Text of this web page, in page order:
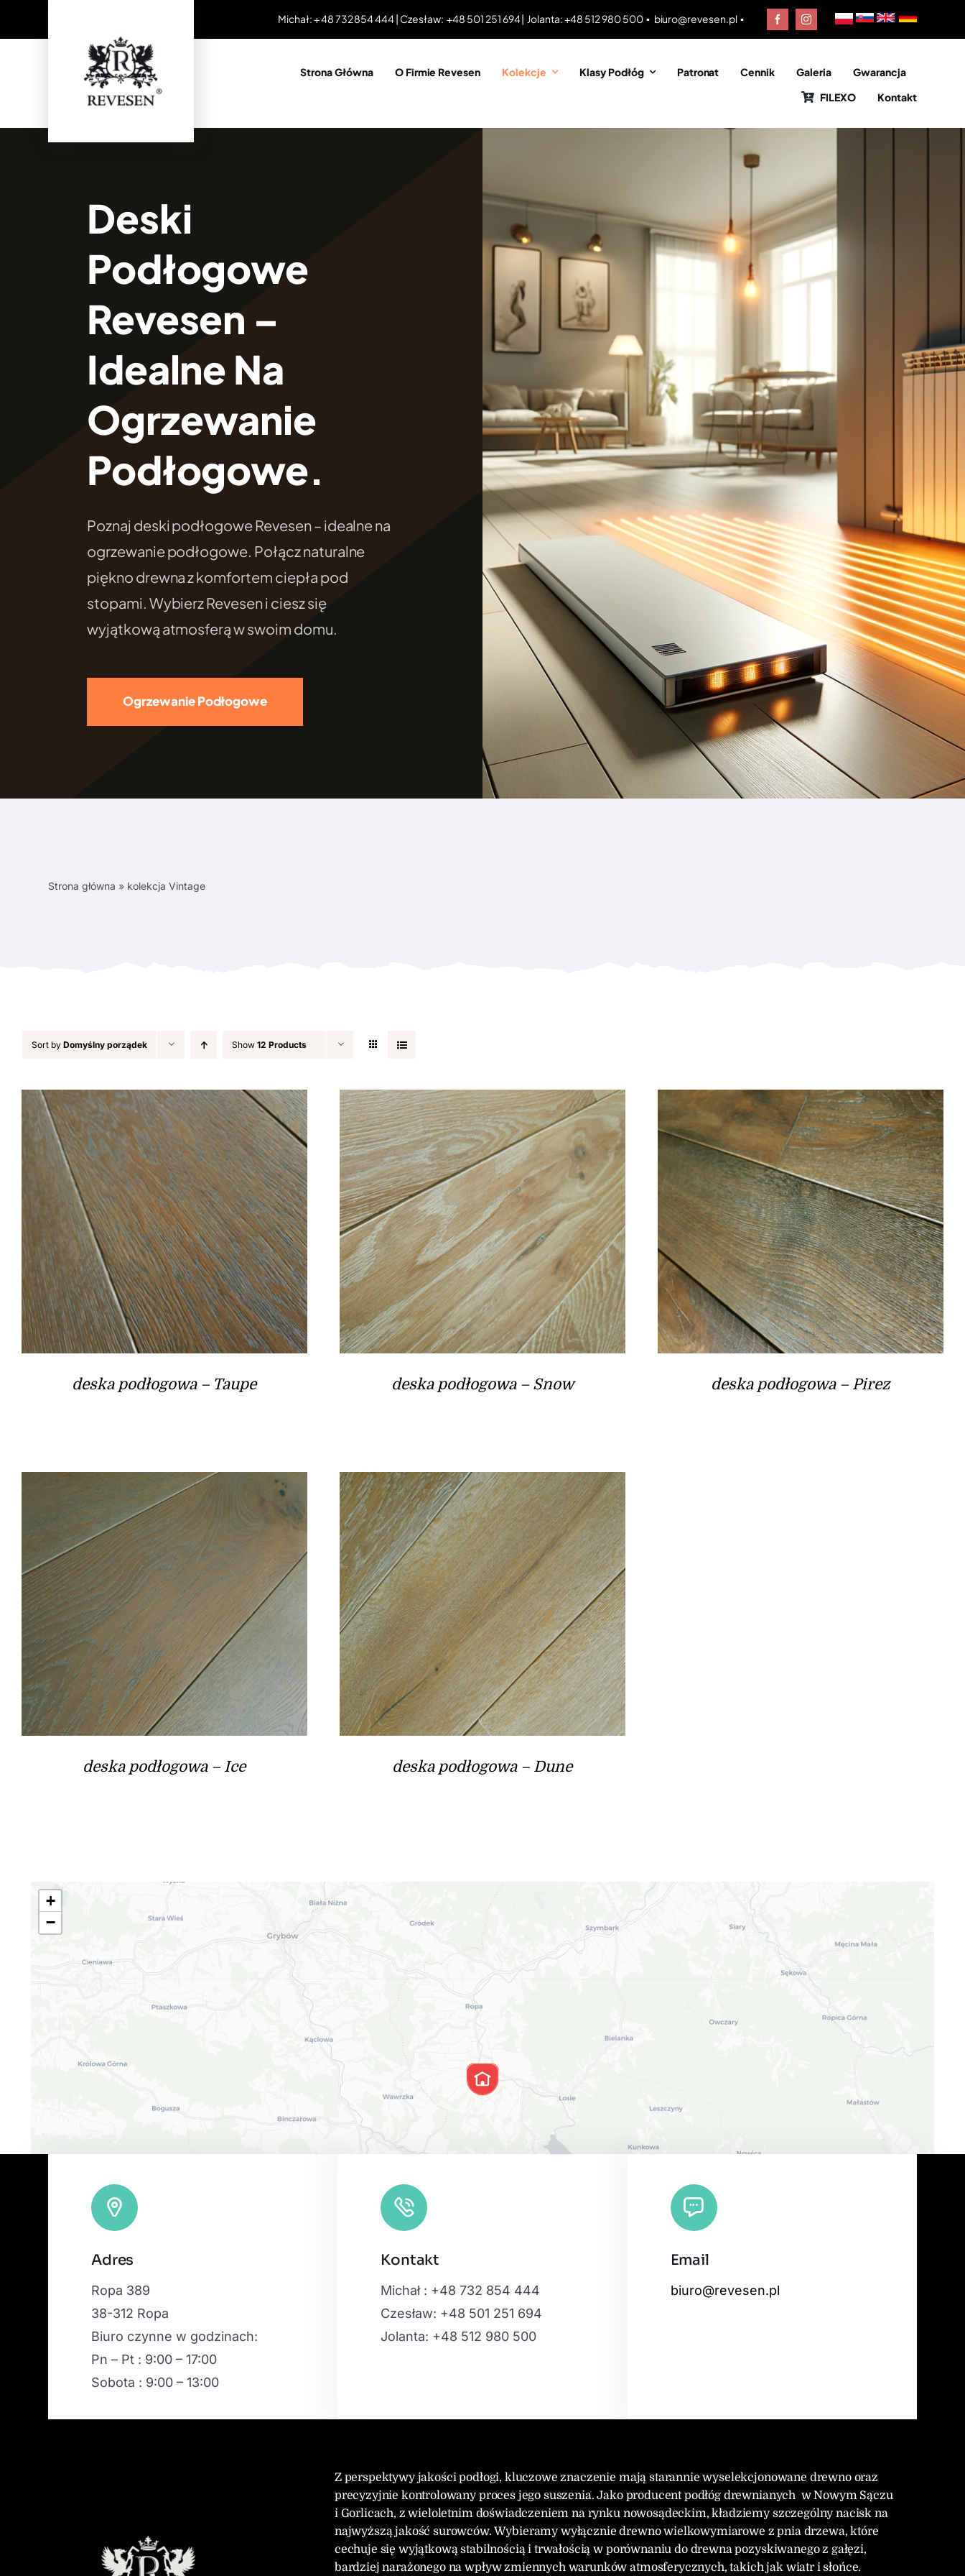
Michał: + 48 732 854 444 | Czesław: +48 501 251 694 | Jolanta: +48 512 980 500 ▪ biuro@revesen.pl ▪
Strona Główna O Firmie Revesen Kolekcje Klasy Podłóg Patronat Cennik Galeria
Gwarancja
FILEXO
Kontakt
Deski
Podłogowe
Revesen –
Idealne Na
Ogrzewanie
Podłogowe.
Poznaj deski podłogowe Revesen – idealne na
ogrzewanie podłogowe. Połącz naturalne
piękno drewna z komfortem ciepła pod
stopami. Wybierz Revesen i ciesz się
wyjątkową atmosferą w swoim domu.
Ogrzewanie Podłogowe
Strona główna » kolekcja Vintage
Sort by Domyślny porządek Show 12 Products
deska podłogowa – Taupe deska podłogowa – Snow deska podłogowa – Pirez
deska podłogowa – Ice deska podłogowa – Dune
+
−
Adres
Ropa 389
38-312 Ropa
Biuro czynne w godzinach:
Pn – Pt : 9:00 – 17:00
Sobota : 9:00 – 13:00
Kontakt
Michał : +48 732 854 444
Czesław: +48 501 251 694
Jolanta: +48 512 980 500
Email
biuro@revesen.pl
Z perspektywy jakości podłogi, kluczowe znaczenie mają starannie wyselekcjonowane drewno oraz
precyzyjnie kontrolowany proces jego suszenia. Jako producent podłóg drewnianych w Nowym Sączu
i Gorlicach, z wieloletnim doświadczeniem na rynku nowosądeckim, kładziemy szczególny nacisk na
najwyższą jakość surowców. Wybieramy wyłącznie drewno wielkowymiarowe z pnia drzewa, które
cechuje się wyjątkową stabilnością i trwałością w porównaniu do drewna pozyskiwanego z gałęzi,
bardziej narażonego na wpływ zmiennych warunków atmosferycznych, takich jak wiatr i słońce.